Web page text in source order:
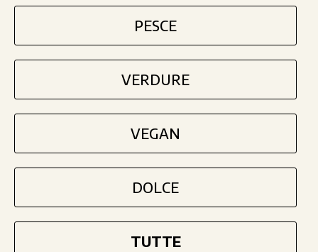
PESCE
VERDURE
VEGAN
DOLCE
TUTTE